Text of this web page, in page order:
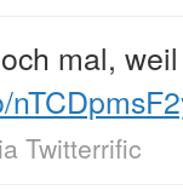
mal,
Twitterrific